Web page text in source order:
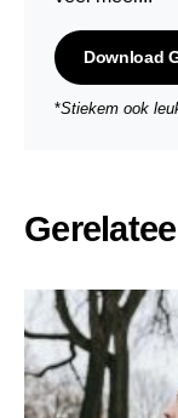
Download
*Stiekem ook